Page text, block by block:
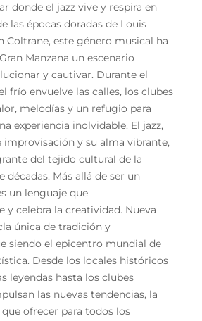
donde el jazz vive y respira en
las épocas doradas de Louis
Coltrane, este género musical ha
Manzana un escenario
y cautivar. Durante el
frío envuelve las calles, los clubes
melodías y un refugio para
experiencia inolvidable. El jazz,
improvisación y su alma vibrante,
del tejido cultural de la
décadas. Más allá de ser un
un lenguaje que
y celebra la creatividad. Nueva
única de tradición y
siendo el epicentro mundial de
Desde los locales históricos
leyendas hasta los clubes
las nuevas tendencias, la
ofrecer para todos los